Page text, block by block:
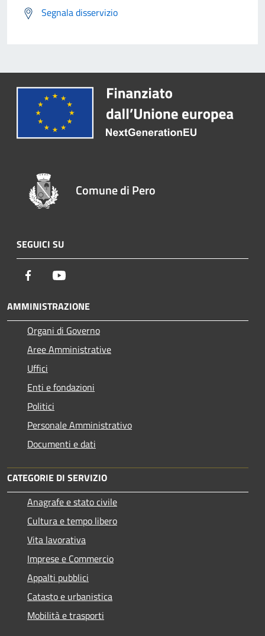
Segnala disservizio
Comune di Pero
SEGUICI SU
Facebook
AMMINISTRAZIONE
Organi di Governo
Aree Amministrative
Uffici
Enti e fondazioni
Politici
Personale Amministrativo
Documenti e dati
CATEGORIE DI SERVIZIO
Anagrafe e stato civile
Cultura e tempo libero
Vita lavorativa
Imprese e Commercio
Appalti pubblici
Catasto e urbanistica
Mobilità e trasporti